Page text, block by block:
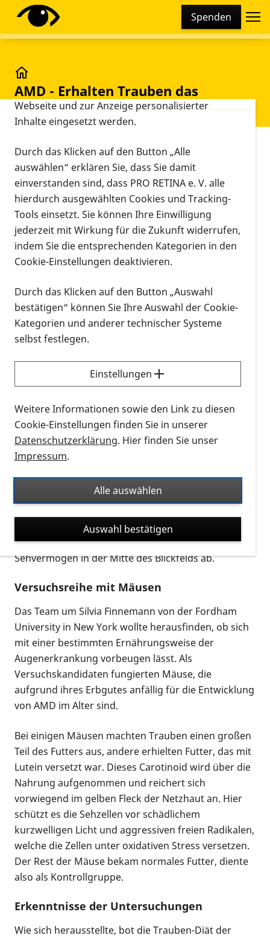
Spenden
AMD - Erhalten Trauben das
Sehvermögen?
Vorlesen
AMD - Erhalten Trauben das
Sehvermögen?
Die Ernährung, Vitamine und Ergänzungsmittel sind
immer wieder ein Thema, wenn es um
Netzhautdegenerationen wie die altersbedingte
Makuladegeneration (kurz: AMD) und
Möglichkeiten der Vorbeugung geht.
Untersuchungen in den USA hatten nun auch die
Wirkung von Trauben auf den Fortschritt der
Erkrankung zum Inhalt. Dabei stellte man wohl fest,
dass diese Früchte mit ihren antioxidativen
Inhaltsstoffen die Augen schützen und das
AMD - Verbreitung und Ausprägung
Die altersabhängige Makuladegeneration zählt zu
den Hauptursachen für starke Sehbehinderung und
Blindheit bei älteren Menschen in den
Industrieländern. Bei dieser Augenerkrankung
gelben Flecks (Makula) - also dem Bereich mit den
meisten Sehzellen - zugrunde. Dadurch nimmt das
Sehvermögen in der Mitte des Blickfelds ab.
Versuchsreihe mit Mäusen
Das Team um Silvia Finnemann von der Fordham
University in New Yorkwollte herausfinden, ob sich
mit einer bestimmten Ernährungsweise der
Augenerkrankung vorbeugen lässt. Als
Versuchskandidaten fungierten Mäuse, die
aufgrund ihres Erbgutes anfällig für die Entwicklung
von AMD im Alter sind.
Bei einigen Mäusen machten Trauben einen großen
Teil des Futters aus, andere erhielten Futter, das mit
Lutein versetzt war. Dieses Carotinoid wird über die
Nahrung aufgenommen und reichert sich
vorwiegend im gelben Fleck der Netzhaut an. Hier
schützt es die Sehzellen vor schädlichem
kurzwelligen Licht und aggressiven freien Radikalen,
welche die Zellen unter oxidativen Stress versetzen.
Der Rest der Mäuse bekam normales Futter, diente
also als Kontrollgruppe.
Erkenntnisse der Untersuchungen
Wie sich herausstellte, bot die Trauben-Diät der
Diese Webseite setzt verschiedene Cookies und
Tracking-Tools ein. Dies beinhaltet Cookies und
technisch notwendig sind, die zu statistischen
Zwecken sowie zur besseren Bedienbarkeit der
Webseite und zur Anzeige personalisierter
Inhalte eingesetzt werden.
Durch das Klicken auf den Button „Alle
auswählen“ erklären Sie, dass Sie damit
einverstanden sind, dass PRO RETINA e. V. alle
hierdurch ausgewählten Cookies und Tracking-
Tools einsetzt. Sie können Ihre Einwilligung
jederzeit mit Wirkung für die Zukunft widerrufen,
indem Sie die entsprechenden Kategorien in den
Cookie-Einstellungen deaktivieren.
Durch das Klicken auf den Button „Auswahl
bestätigen“ können Sie Ihre Auswahl der Cookie-
Kategorien und anderer technischer Systeme
selbst festlegen.
Einstellungen
Weitere Informationen sowie den Link zu diesen
Cookie-Einstellungen finden Sie in unserer
Datenschutzerklärung. Hier finden Sie unser
Impressum.
Alle auswählen
Auswahl bestätigen